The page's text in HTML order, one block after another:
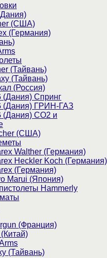
(США)
(Германия)
(Тайвань)
(Тайвань)
(Россия)
(Дания) Спринг
(Дания) ГРИН-ГАЗ
(Дания) CO2 и
(США)
Walther (Германия)
Heckler Koch (Германия)
(Германия)
Marui (Япония)
Hammerly
(Франция)
(Тайвань)